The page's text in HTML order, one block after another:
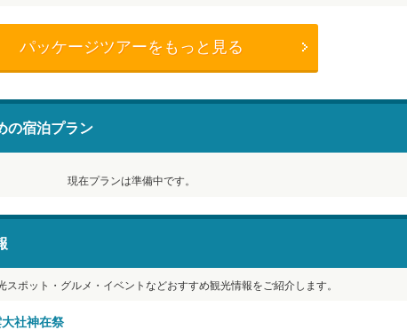
パッケージツアーをもっと見る
の宿泊プラン
現在プランは準備中です。
ポット・グルメ・イベントなどおすすめ観光情報をご紹介します。
社神在祭